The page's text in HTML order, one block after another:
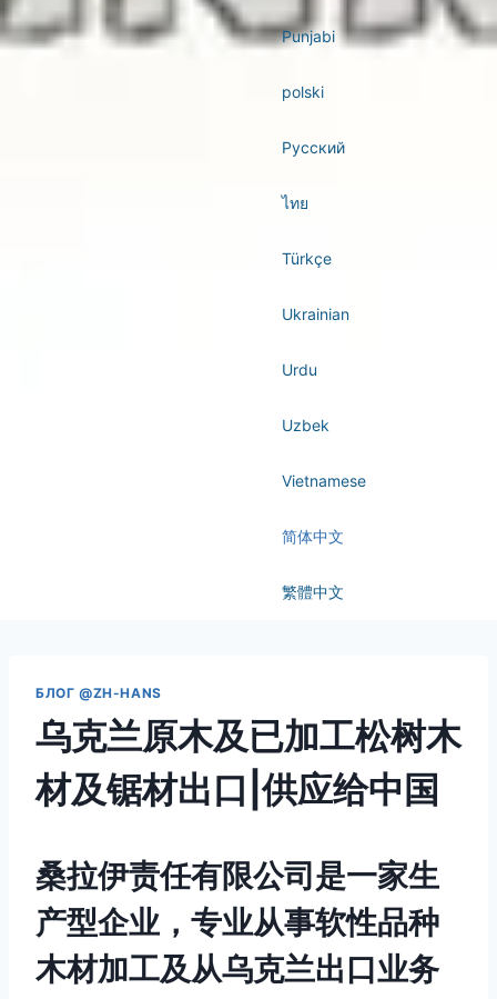
Punjabi
polski
Русский
ไทย
Türkçe
Ukrainian
Urdu
Uzbek
Vietnamese
简体中文
繁體中文
БЛОГ @ZH-HANS
乌克兰原木及已加工松树木
材及锯材出口|供应给中国
桑拉伊责任有限公司是一家生
产型企业，专业从事软性品种
木材加工及从乌克兰出口业务